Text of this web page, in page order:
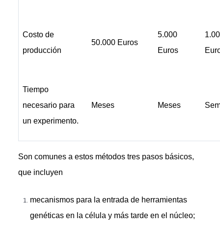
Costo de
producción
50.000 Euros
5.000
Euros
Tiempo
necesario para
un experimento.
Meses Meses
Son comunes a estos métodos tres pasos básicos,
que incluyen
mecanismos para la entrada de herramientas
genéticas en la célula y más tarde en el núcleo;